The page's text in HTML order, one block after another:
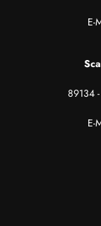
E-
89134
E-